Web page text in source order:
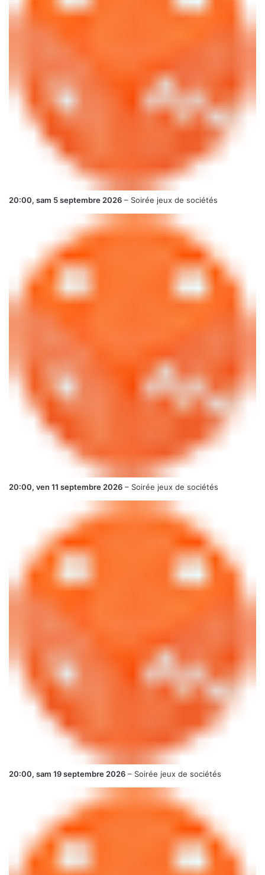
20:00, sam 5 septembre 2026 – Soirée jeux de sociétés
20:00, ven 11 septembre 2026 – Soirée jeux de sociétés
20:00, sam 19 septembre 2026 – Soirée jeux de sociétés